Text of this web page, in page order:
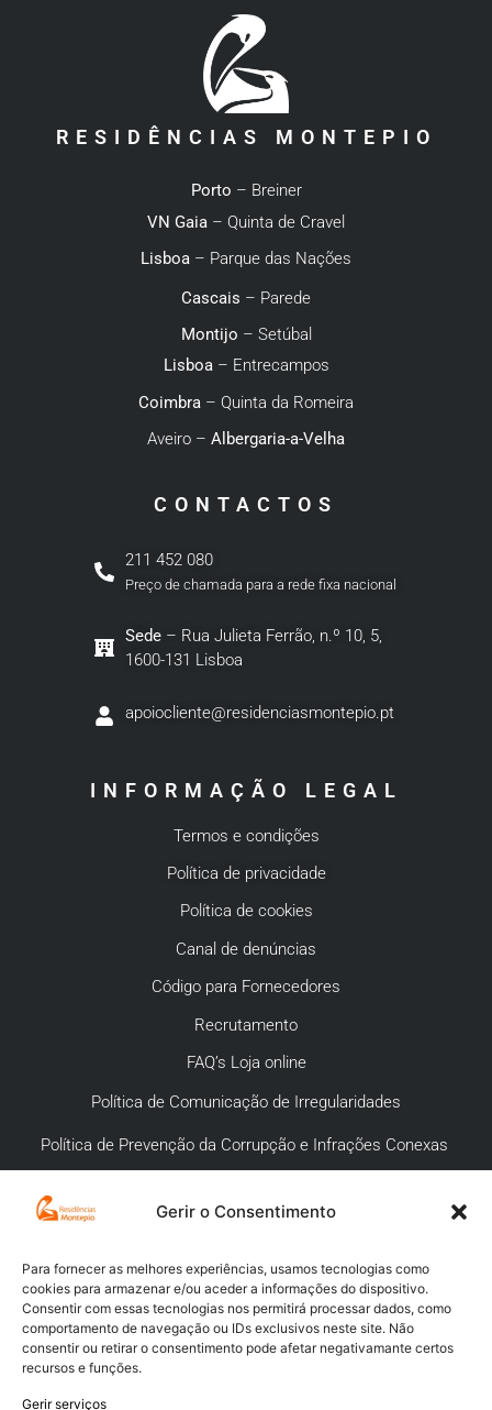
Gerir o Consentimento
Para fornecer as melhores experiências, usamos tecnologias como
cookies para armazenar e/ou aceder a informações do dispositivo.
Consentir com essas tecnologias nos permitirá processar dados, como
comportamento de navegação ou IDs exclusivos neste site. Não
consentir ou retirar o consentimento pode afetar negativamante certos
recursos e funções.
Gerir serviços
RESIDÊNCIAS MONTEPIO
Porto – Breiner
VN Gaia– Quinta de Cravel
Lisboa – Parque das Nações
Cascais – Parede
Montijo – Setúbal
Lisboa– Entrecampos
Coimbra – Quinta da Romeira
Aveiro – Albergaria-a-Velha
CONTACTOS
211 452 080
Preço de chamada para a rede fixa nacional
Sede– Rua Julieta Ferrão, n.º 10, 5,
1600-131 Lisboa
apoiocliente@residenciasmontepio.pt
INFORMAÇÃO LEGAL
Termos e condições
Política de privacidade
Política de cookies
Canal de denúncias
Código para Fornecedores
Recrutamento
FAQ’s Loja online
Política de Comunicação de Irregularidades
Política de Prevenção da Corrupção e Infrações Conexas
APOIO AO CLIENTE
Meios de pagamento
Compra segura
Campanhas promocionais